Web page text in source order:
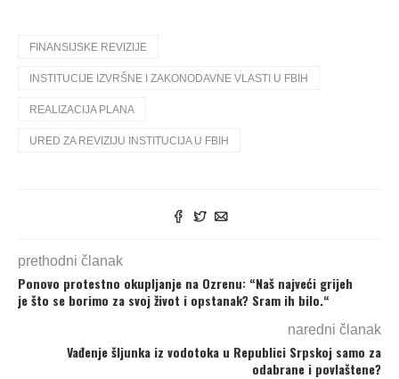
FINANSIJSKE REVIZIJE
INSTITUCIJE IZVRŠNE I ZAKONODAVNE VLASTI U FBIH
REALIZACIJA PLANA
URED ZA REVIZIJU INSTITUCIJA U FBIH
prethodni članak
Ponovo protestno okupljanje na Ozrenu: “Naš najveći grijeh
je što se borimo za svoj život i opstanak? Sram ih bilo.“
naredni članak
Vađenje šljunka iz vodotoka u Republici Srpskoj samo za
odabrane i povlaštene?